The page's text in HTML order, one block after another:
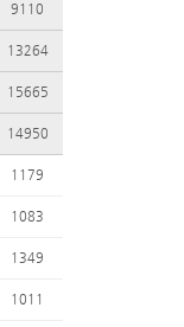
9110
13264
15665
14950
1179
1083
1349
1011